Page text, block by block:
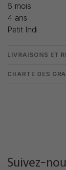
6 mois
4 ans
Petit Indi
LIVRAISONS ET
CHARTE DES
Suivez-